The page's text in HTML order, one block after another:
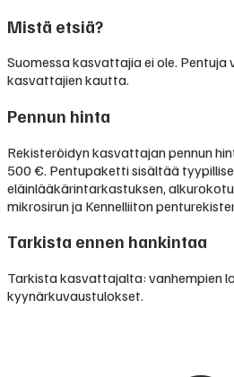
Mistä etsiä?
Suomessa kasvattajia ei ole.
kasvattajien kautta.
Pennun hinta
Rekisteröidyn kasvattajan pennun
500 €. Pentupaketti sisältää
eläinlääkärintarkastuksen,
mikrosirun ja Kennelliiton
Tarkista ennen hankintaa
Tarkista kasvattajalta: vanhempien
kyynärkuvaustulokset.